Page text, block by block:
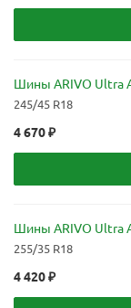
Шины ARIVO Ultra
245/45 R18
4 670₽
Шины ARIVO Ultra
255/35 R18
4 420₽